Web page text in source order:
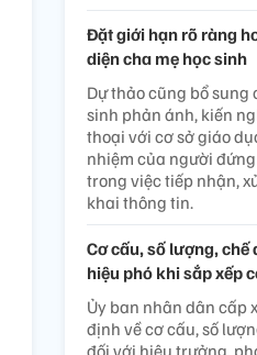
Đặt giới hạn rõ ràng
diện cha mẹ học sinh
Dự thảo cũng bổ sung
sinh phản ánh, kiến
thoại với cơ sở giáo
nhiệm của người
trong việc tiếp nhận,
khai thông tin.
Cơ cấu, số lượng,
hiệu phó khi sắp xếp
Ủy ban nhân dân cấp
định về cơ cấu, số
đối với hiệu trưởng,